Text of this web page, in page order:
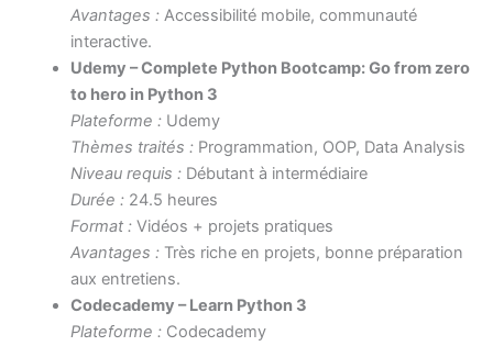
Avantages :Accessibilité mobile, communauté
interactive.
Udemy – Complete Python Bootcamp: Go from zero
to hero in Python 3
Plateforme :Udemy
Thèmes traités :Programmation, OOP, Data Analysis
Niveau requis :Débutant à intermédiaire
Durée :24.5 heures
Format :Vidéos + projets pratiques
Avantages :Très riche en projets, bonne préparation
aux entretiens.
Codecademy – Learn Python 3
Plateforme :Codecademy